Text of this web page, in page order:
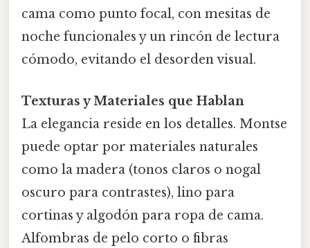
cama como punto focal, con mesitas de
noche funcionales y un rincón de lectura
cómodo, evitando el desorden visual.
Texturas y Materiales que Hablan
La elegancia reside en los detalles. Montse
puede optar por materiales naturales
como la madera (tonos claros o nogal
oscuro para contrastes), lino para
cortinas y algodón para ropa de cama.
Alfombras de pelo corto o fibras